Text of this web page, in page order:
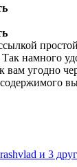
Так намного
вам угодно
и 3